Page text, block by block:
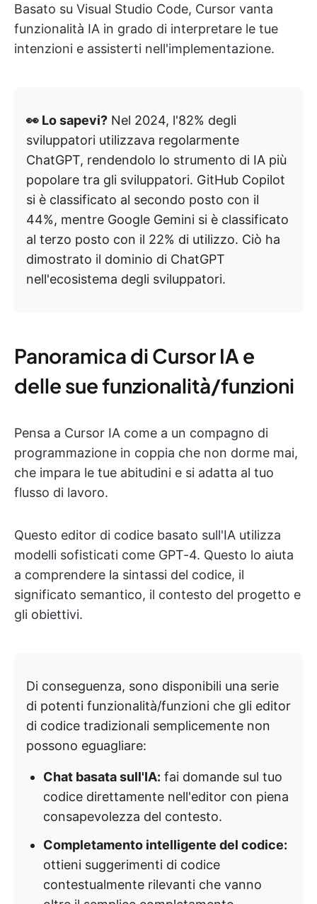
Basato su Visual Studio Code, Cursor vanta
funzionalità IA in grado di interpretare le tue
intenzioni e assisterti nell'implementazione.
👀 Lo sapevi? Nel 2024, l'82% degli
sviluppatori utilizzava regolarmente
ChatGPT, rendendolo lo strumento di IA più
popolare tra gli sviluppatori. GitHub Copilot
si è classificato al secondo posto con il
44%, mentre Google Gemini si è classificato
al terzo posto con il 22% di utilizzo. Ciò ha
dimostrato il dominio di ChatGPT
nell'ecosistema degli sviluppatori.
Panoramica di Cursor IA e
delle sue funzionalità/funzioni
Pensa a Cursor IA come a un compagno di
programmazione in coppia che non dorme mai,
che impara le tue abitudini e si adatta al tuo
flusso di lavoro.
Questo editor di codice basato sull'IA utilizza
modelli sofisticati come GPT-4. Questo lo aiuta
a comprendere la sintassi del codice, il
significato semantico, il contesto del progetto e
gli obiettivi.
Di conseguenza, sono disponibili una serie
di potenti funzionalità/funzioni che gli editor
di codice tradizionali semplicemente non
possono eguagliare:
Chat basata sull'IA: fai domande sul tuo
codice direttamente nell'editor con piena
consapevolezza del contesto.
Completamento intelligente del codice:
ottieni suggerimenti di codice
contestualmente rilevanti che vanno